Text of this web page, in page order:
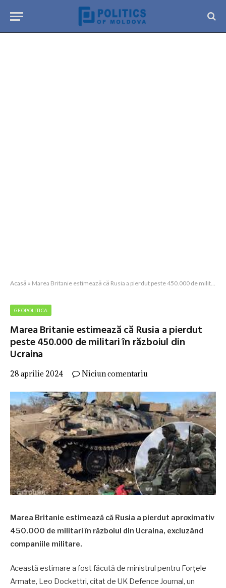
Acasă » Marea Britanie estimează că Rusia a pierdut peste 450.000 de militari în războiul din Ucraina
GEOPOLITICA
Marea Britanie estimează că Rusia a pierdut
peste 450.000 de militari în războiul din
Ucraina
28 aprilie 2024 Niciun comentariu
Marea Britanie estimează că Rusia a pierdut aproximativ
450.000 de militari în războiul din Ucraina, excluzând
companiile militare.
Această estimare a fost făcută de ministrul pentru Forțele
Armate, Leo Dockettri, citat de UK Defence Journal, un